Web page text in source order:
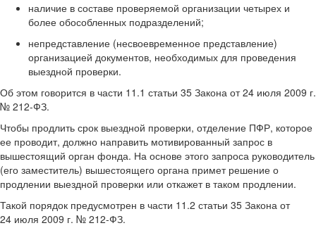
наличие в составе проверяемой организации четырех и
более обособленных подразделений;
непредставление (несвоевременное представление)
организацией документов, необходимых для проведения
выездной проверки.
Об этом говорится в части 11.1 статьи 35 Закона от 24 июля 2009 г.
№ 212-ФЗ.
Чтобы продлить срок выездной проверки, отделение ПФР, которое
ее проводит, должно направить мотивированный запрос в
вышестоящий орган фонда. На основе этого запроса руководитель
(его заместитель) вышестоящего органа примет решение о
продлении выездной проверки или откажет в таком продлении.
Такой порядок предусмотрен в части 11.2 статьи 35 Закона от
24 июля 2009 г. № 212-ФЗ.